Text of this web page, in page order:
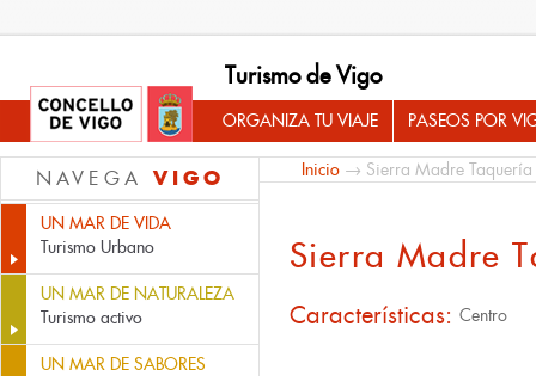
Turismo de Vigo
ORGANIZA TU VIAJE PASEOS POR
NAVEGA VIGO
UN MAR DE VIDA
Turismo Urbano
UN MAR DE NATURALEZA
Turismo activo
UN MAR DE SABORES
Inicio → Sierra Madre Taquería
Sierra Madre
Características: Centro